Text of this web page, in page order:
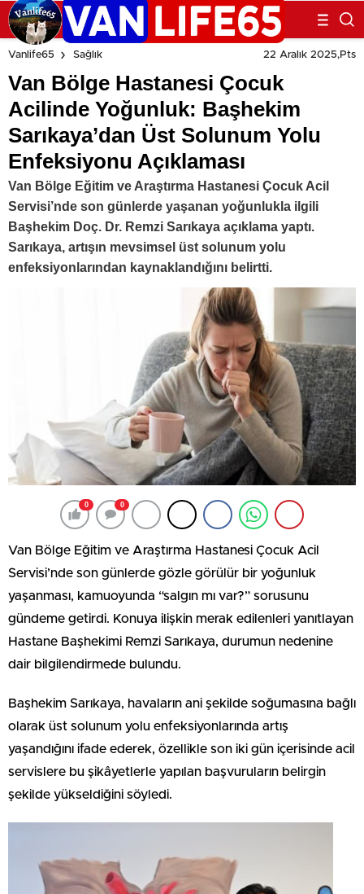
Açıklaması
Vanlife65 Sağlık 22 Aralık 2025,Pts
Van Bölge Hastanesi Çocuk
Acilinde Yoğunluk: Başhekim
Sarıkaya’dan Üst Solunum Yolu
Enfeksiyonu Açıklaması
Van Bölge Eğitim ve Araştırma Hastanesi Çocuk Acil
Servisi’nde son günlerde yaşanan yoğunlukla ilgili
Başhekim Doç. Dr. Remzi Sarıkaya açıklama yaptı.
Sarıkaya, artışın mevsimsel üst solunum yolu
enfeksiyonlarından kaynaklandığını belirtti.
0 0
Van Bölge Eğitim ve Araştırma Hastanesi Çocuk Acil
Servisi’nde son günlerde gözle görülür bir yoğunluk
yaşanması, kamuoyunda “salgın mı var?” sorusunu
gündeme getirdi. Konuya ilişkin merak edilenleri yanıtlayan
Hastane Başhekimi Remzi Sarıkaya, durumun nedenine
dair bilgilendirmede bulundu.
Başhekim Sarıkaya, havaların ani şekilde soğumasına bağlı
olarak üst solunum yolu enfeksiyonlarında artış
yaşandığını ifade ederek, özellikle son iki gün içerisinde acil
servislere bu şikâyetlerle yapılan başvuruların belirgin
şekilde yükseldiğini söyledi.